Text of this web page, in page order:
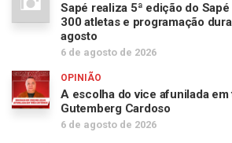
Sapé realiza 5ª edição do
300 atletas e programação
agosto
6 de agosto de 2026
OPINIÃO
A escolha do vice afunilada
Gutemberg Cardoso
6 de agosto de 2026